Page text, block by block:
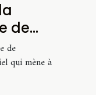
de
de
qui mène à